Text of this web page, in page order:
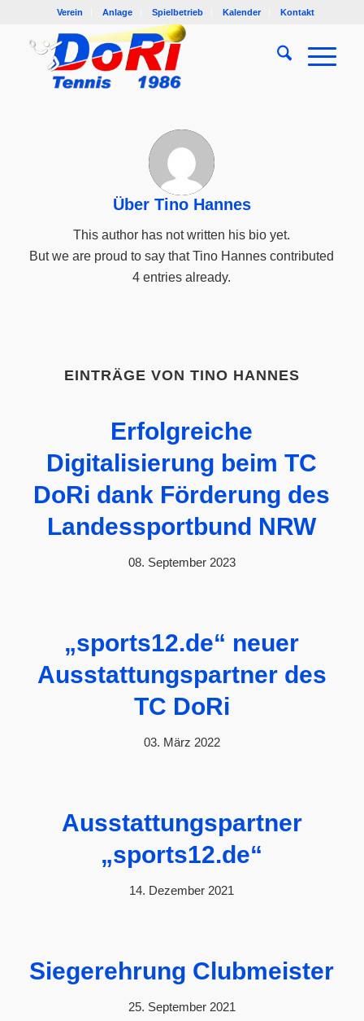
Verein Anlage Spielbetrieb Kalender Kontakt
Über Tino Hannes
This author has not written his bio yet.
But we are proud to say thatTino Hannes contributed
4 entries already.
EINTRÄGE VON TINO HANNES
Erfolgreiche
Digitalisierung beim TC
DoRi dank Förderung des
Landessportbund NRW
08. September 2023
„sports12.de“ neuer
Ausstattungspartner des
TC DoRi
03. März 2022
Ausstattungspartner
„sports12.de“
14. Dezember 2021
Siegerehrung Clubmeister
25. September 2021